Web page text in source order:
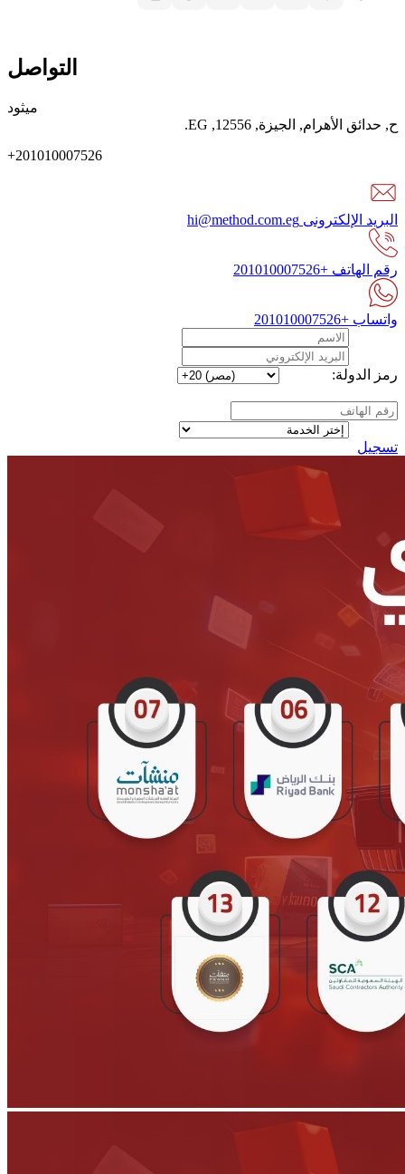
التواصل
ميثود
ح, حدائق الأهرام, الجيزة,
12556
,
EG
.
+201010007526
البريد الإلكترونى hi@method.com.eg
رقم الهاتف +201010007526
واتساب +201010007526
رمز الدولة:
تسجيل